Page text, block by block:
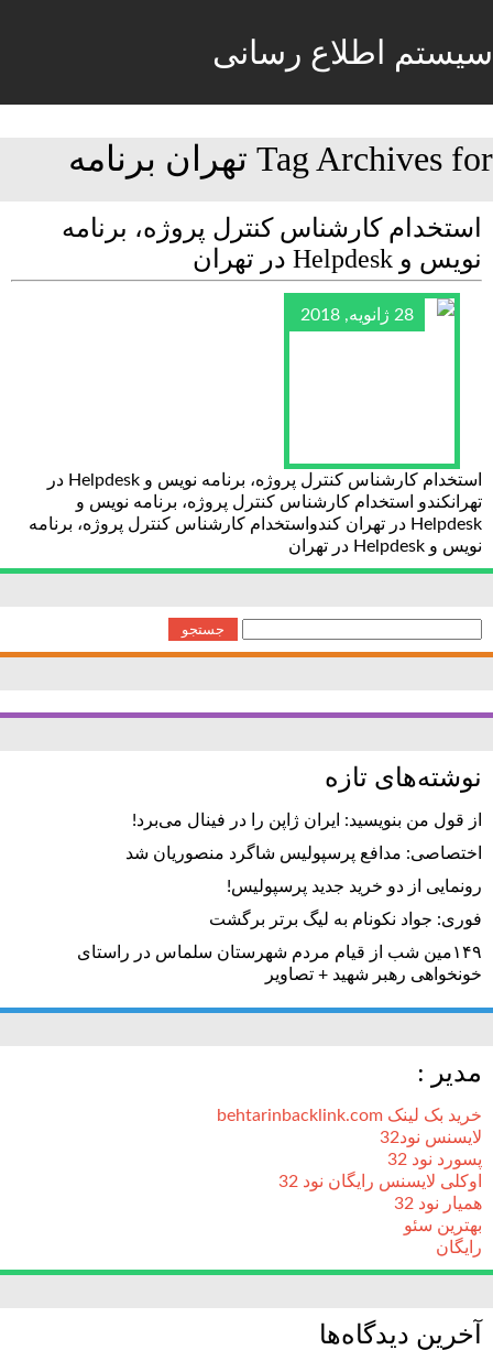
سیستم اطلاع رسانی
Tag Archives for تهران برنامه
استخدام کارشناس کنترل پروژه، برنامه
نویس و Helpdesk در تهران
28 ژانویه, 2018
استخدام کارشناس کنترل پروژه، برنامه نویس و Helpdesk در
تهرانکندو استخدام کارشناس کنترل پروژه، برنامه نویس و
Helpdesk در تهران کندواستخدام کارشناس کنترل پروژه، برنامه
نویس و Helpdesk در تهران
برای:
نوشته‌های تازه
از قول من بنویسید: ایران ژاپن را در فینال می‌برد!
اختصاصی: مدافع پرسپولیس شاگرد منصوریان شد
رونمایی از دو خرید جدید پرسپولیس!
فوری: جواد نکونام به لیگ برتر برگشت
۱۴۹مین شب از قیام مردم شهرستان سلماس در راستای
خونخواهی رهبر شهید + تصاویر
مدیر :
خرید بک لینک behtarinbacklink.com
لایسنس نود32
پسورد نود 32
اوکلی لایسنس رایگان نود 32
همیار نود 32
بهترین سئو
رایگان
آخرین دیدگاه‌ها